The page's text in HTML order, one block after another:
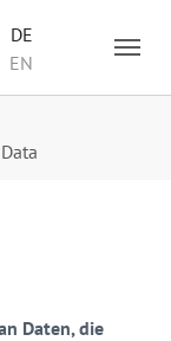
DE
EN
Daten, die